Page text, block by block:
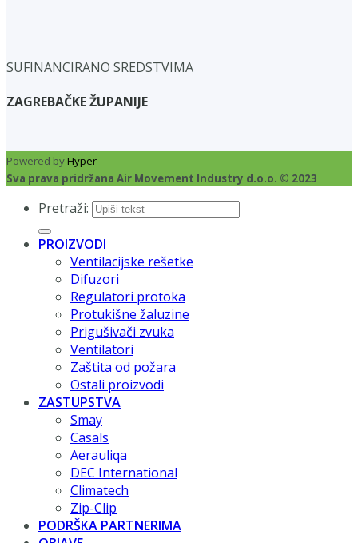
SUFINANCIRANO SREDSTVIMA
ZAGREBAČKE ŽUPANIJE
Powered byHyper
Sva prava pridržana Air Movement Industry d.o.o. © 2023
Pretraži:
PROIZVODI
Ventilacijske rešetke
Difuzori
Regulatori protoka
Protukišne žaluzine
Prigušivači zvuka
Ventilatori
Zaštita od požara
Ostali proizvodi
ZASTUPSTVA
Smay
Casals
Aerauliqa
DEC International
Climatech
Zip-Clip
PODRŠKA PARTNERIMA